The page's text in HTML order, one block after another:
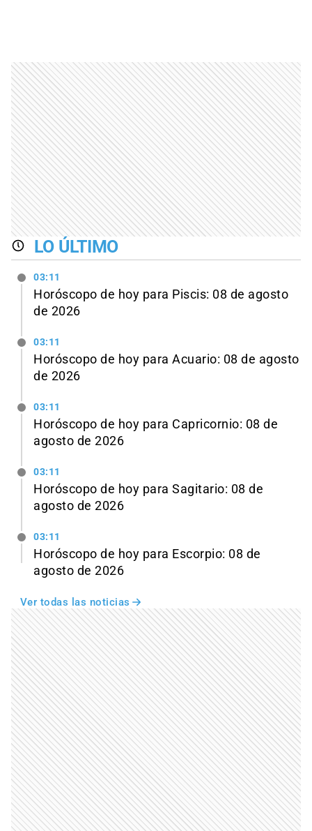
LO ÚLTIMO
03:11
Horóscopo de hoy para Piscis: 08 de agosto
de 2026
03:11
Horóscopo de hoy para Acuario: 08 de agosto
de 2026
03:11
Horóscopo de hoy para Capricornio: 08 de
agosto de 2026
03:11
Horóscopo de hoy para Sagitario: 08 de
agosto de 2026
03:11
Horóscopo de hoy para Escorpio: 08 de
agosto de 2026
Ver todas las noticias